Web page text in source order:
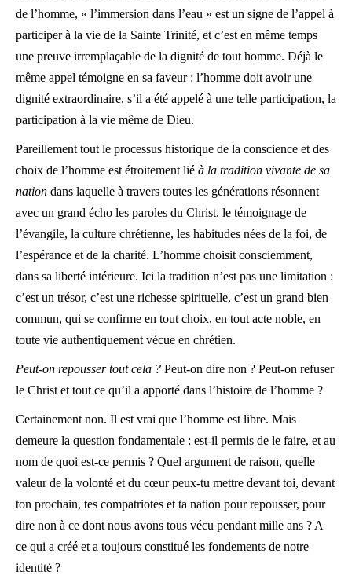
de l’homme, « l’immersion dans l’eau » est un signe de l’appel à
participer à la vie de la Sainte Trinité, et c’est en même temps
une preuve irremplaçable de la dignité de tout homme. Déjà le
même appel témoigne en sa faveur : l’homme doit avoir une
dignité extraordinaire, s’il a été appelé à une telle participation, la
participation à la vie même de Dieu.
Pareillement tout le processus historique de la conscience et des
choix de l’homme est étroitement lié à la tradition vivante de sa
nation dans laquelle à travers toutes les générations résonnent
avec un grand écho les paroles du Christ, le témoignage de
l’évangile, la culture chrétienne, les habitudes nées de la foi, de
l’espérance et de la charité. L’homme choisit consciemment,
dans sa liberté intérieure. Ici la tradition n’est pas une limitation :
c’est un trésor, c’est une richesse spirituelle, c’est un grand bien
commun, qui se confirme en tout choix, en tout acte noble, en
toute vie authentiquement vécue en chrétien.
Peut-on repousser tout cela ? Peut-on dire non ? Peut-on refuser
le Christ et tout ce qu’il a apporté dans l’histoire de l’homme ?
Certainement non. Il est vrai que l’homme est libre. Mais
demeure la question fondamentale : est-il permis de le faire, et au
nom de quoi est-ce permis ? Quel argument de raison, quelle
valeur de la volonté et du cœur peux-tu mettre devant toi, devant
ton prochain, tes compatriotes et ta nation pour repousser, pour
dire non à ce dont nous avons tous vécu pendant mille ans ? A
ce qui a créé et a toujours constitué les fondements de notre
identité ?